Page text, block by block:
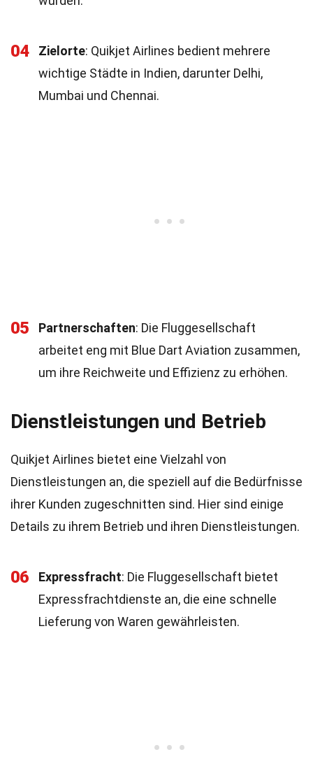
04 Zielorte: Quikjet Airlines bedient mehrere
wichtige Städte in Indien, darunter Delhi,
Mumbai und Chennai.
05 Partnerschaften: Die Fluggesellschaft
arbeitet eng mit Blue Dart Aviation zusammen,
um ihre Reichweite und Effizienz zu erhöhen.
Dienstleistungen und Betrieb
Quikjet Airlines bietet eine Vielzahl von
Dienstleistungen an, die speziell auf die Bedürfnisse
ihrer Kunden zugeschnitten sind. Hier sind einige
Details zu ihrem Betrieb und ihren Dienstleistungen.
06 Expressfracht: Die Fluggesellschaft bietet
Expressfrachtdienste an, die eine schnelle
Lieferung von Waren gewährleisten.